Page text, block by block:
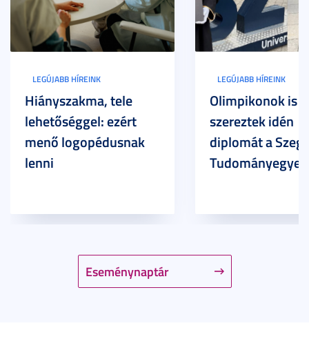
Eseménynaptár
LEGÚJABB HÍREINK
Hiányszakma, tele
lehetőséggel: ezért
menő logopédusnak
lenni
LEGÚJABB HÍREINK
Olimpikonok is
szereztek idén
diplomát a